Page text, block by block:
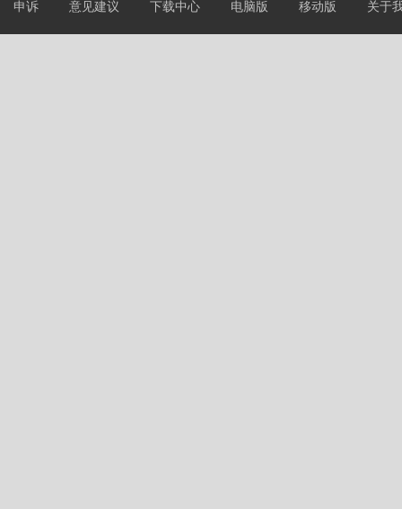
申诉 意见建议 下载中心 电脑版 移动版 关于